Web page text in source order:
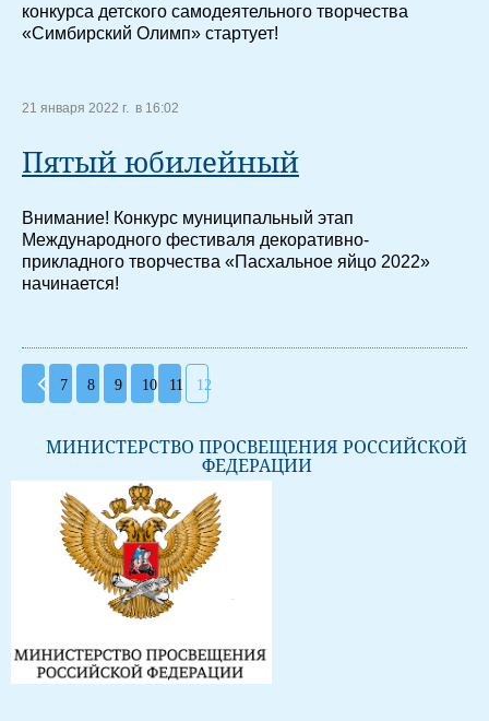
конкурса детского самодеятельного творчества
«Симбирский Олимп» стартует!
21 января 2022 г. в 16:02
Пятый юбилейный
Внимание! Конкурс муниципальный этап
Международного фестиваля декоративно-
прикладного творчества «Пасхальное яйцо 2022»
начинается!
7 8 9 10 11 12
МИНИСТЕРСТВО ПРОСВЕЩЕНИЯ РОССИЙСКОЙ
ФЕДЕРАЦИИ